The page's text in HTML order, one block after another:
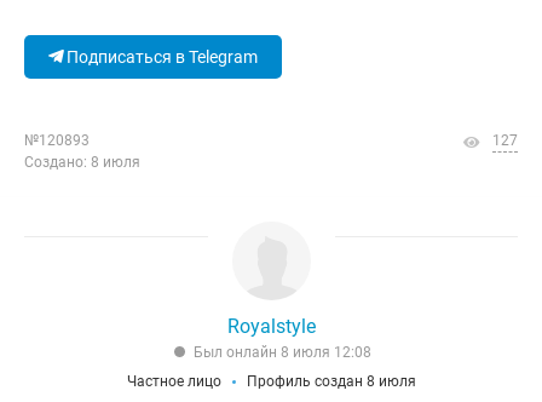
Подписаться в Telegram
№120893
Создано: 8 июля
127
Royalstyle
Был онлайн 8 июля 12:08
Частное лицо
Профиль создан 8 июля